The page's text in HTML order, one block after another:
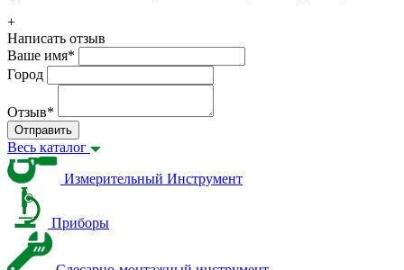
+
Написать отзыв
Ваше имя*
Город
Отзыв*
Отправить
Весь каталог
Измерительный Инструмент
Приборы